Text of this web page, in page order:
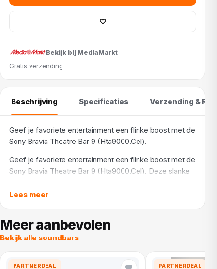
♡
Bekijk bij MediaMarkt
Gratis verzending
Beschrijving Specificaties Verzending &
Geef je favoriete entertainment een flinke boost met de
Sony Bravia Theatre Bar 9 (Hta9000.Cel).
Geef je favoriete entertainment een flinke boost met de
Sony Bravia Theatre Bar 9 (Hta9000.Cel). Deze slanke
speakers (waaronder omhooggerichte speakers,
bas. Het lijkt haast alsof je in de bioscoop zit dankzij
compatibiliteit met Dolby Atmos en Dts:x en
optimaliseert Sound Field Optimisation automatisch het
Lees meer
Meer aanbevolen
Bekijk alle soundbars
PARTNERDEAL PARTNERDEAL